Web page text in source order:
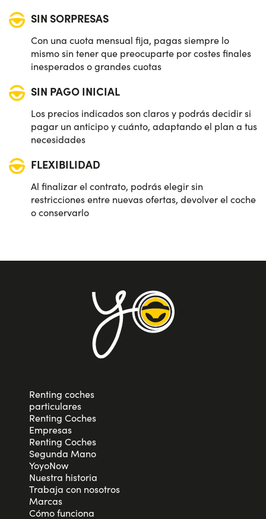
SIN SORPRESAS
Con una cuota mensual fija, pagas siempre lo
mismo sin tener que preocuparte por costes finales
inesperados o grandes cuotas
SIN PAGO INICIAL
Los precios indicados son claros y podrás decidir si
pagar un anticipo y cuánto, adaptando el plan a tus
necesidades
FLEXIBILIDAD
Al finalizar el contrato, podrás elegir sin
restricciones entre nuevas ofertas, devolver el coche
o conservarlo
Renting coches
particulares
Renting Coches
Empresas
Renting Coches
Segunda Mano
YoyoNow
Nuestra historia
Trabaja con nosotros
Marcas
Cómo funciona